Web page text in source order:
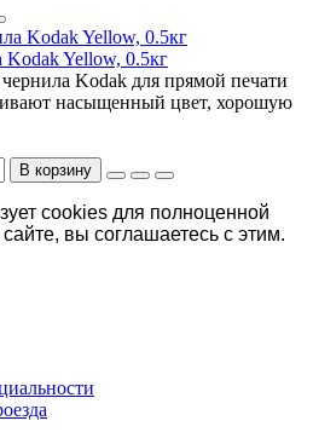
Yellow, 0.5кг
Kodak для прямой печати
насыщенный цвет, хорошую
В корзину
cookies для полноценной
вы соглашаетесь с этим.